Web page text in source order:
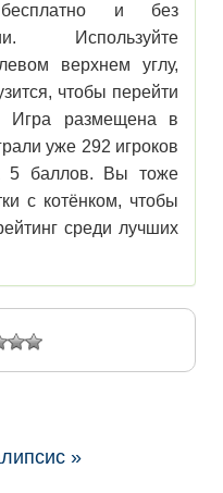
и без
Используйте
верхнем углу,
чтобы перейти
Игра размещена в
уже 292 игроков
5 баллов. Вы тоже
с котёнком, чтобы
среди лучших
»